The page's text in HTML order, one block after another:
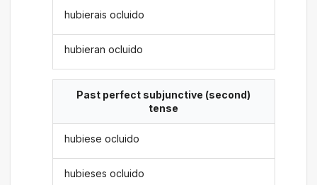
hubierais ocluido
hubieran ocluido
Past perfect subjunctive (second)
tense
hubiese ocluido
hubieses ocluido